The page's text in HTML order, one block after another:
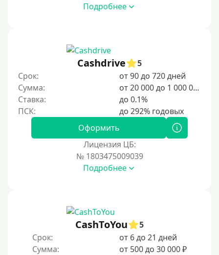
Подробнее
Cashdrive
5
Срок:
от 90 до 720 дней
Сумма:
от 20 000 до 1 000 000 ₽
Ставка:
до 0.1%
Оформить
Лицензия ЦБ:
№ 1803475009039
Подробнее
CashToYou
5
Срок:
от 6 до 21 дней
Сумма:
от 500 до 30 000 ₽